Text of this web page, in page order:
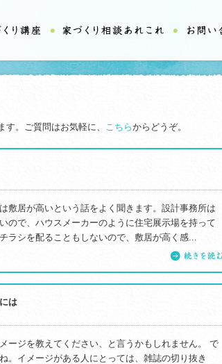
。ご質問はお気軽に、 こちらからどうぞ。
敷居が高いという話をよく聞きます。設計事務所は
ので、ハウスメーカーのように住宅展示場を持って
ラシを配ることもしないので、敷居が高く感...
は
ージを教えてください、と言うかもしれません。 で
。イメージがある人にとっては、雑誌の切り抜き